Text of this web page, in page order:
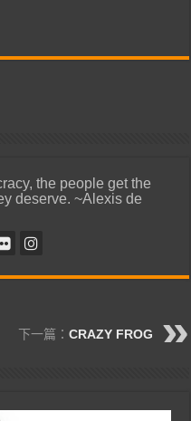
the people get the
deserve. ~Alexis de
下一篇： CRAZY FROG